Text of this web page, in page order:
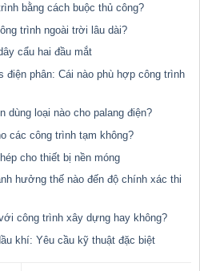
bằng cách buộc thủ công?
trình ngoài trời lâu dài?
cẩu hai đầu mắt
điện phân: Cái nào phù hợp công trình
dùng loại nào cho palang điện?
các công trình tạm không?
cho thiết bị nền móng
hưởng thế nào đến độ chính xác thi
công trình xây dựng hay không?
khí: Yêu cầu kỹ thuật đặc biệt